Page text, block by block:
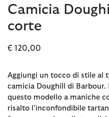
Camicia
corte
€ 120,00
Aggiungi un tocco di stile al
camicia Doughill di Barbour.
questo modello a maniche
risalto l’inconfondibile